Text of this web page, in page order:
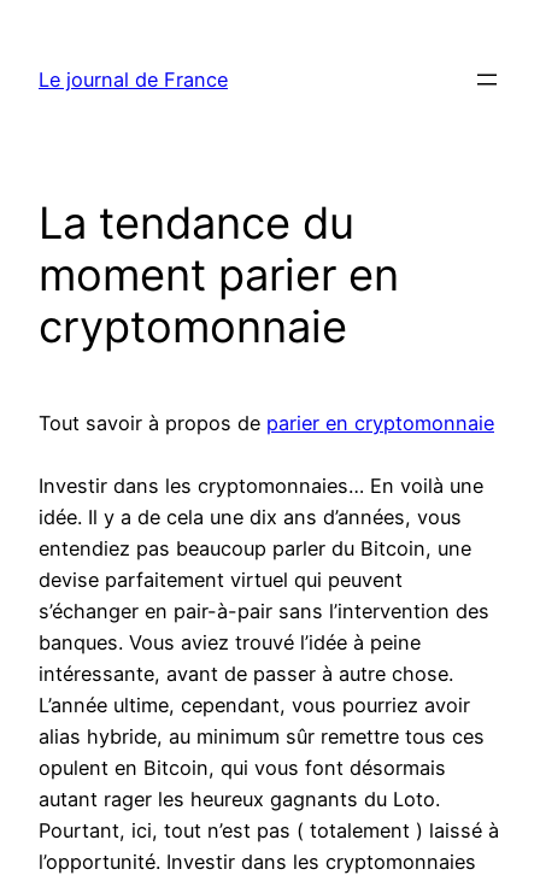
contenu
Le journal de France
La tendance du
moment parier en
cryptomonnaie
Tout savoir à propos de parier en cryptomonnaie
Investir dans les cryptomonnaies… En voilà une
idée. Il y a de cela une dix ans d’années, vous
entendiez pas beaucoup parler du Bitcoin, une
devise parfaitement virtuel qui peuvent
s’échanger en pair-à-pair sans l’intervention des
banques. Vous aviez trouvé l’idée à peine
intéressante, avant de passer à autre chose.
L’année ultime, cependant, vous pourriez avoir
alias hybride, au minimum sûr remettre tous ces
opulent en Bitcoin, qui vous font désormais
autant rager les heureux gagnants du Loto.
Pourtant, ici, tout n’est pas ( totalement ) laissé à
l’opportunité. Investir dans les cryptomonnaies